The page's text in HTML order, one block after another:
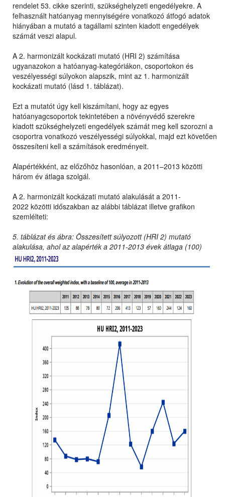
rendelet 53. cikke szerinti, szükséghelyzeti engedélyekre. A
felhasznált hatóanyag mennyiségére vonatkozó átfogó adatok
hiányában a mutató a tagállami szinten kiadott engedélyek
számát veszi alapul.
A 2. harmonizált kockázati mutató (HRI 2) számítása
ugyanazokon a hatóanyag-kategóriákon, csoportokon és
veszélyességi súlyokon alapszik, mint az 1. harmonizált
kockázati mutató (lásd 1. táblázat).
Ezt a mutatót úgy kell kiszámítani, hogy az egyes
hatóanyagcsoportok tekintetében a növényvédő szerekre
kiadott szükséghelyzeti engedélyek számát meg kell szorozni a
csoportra vonatkozó veszélyességi súlyokkal, majd ezt követően
összesíteni kell a számítások eredményeit.
Alapértékként, az előzőhöz hasonlóan, a 2011–2013 közötti
három év átlaga szolgál.
A 2. harmonizált kockázati mutató alakulását a 2011-
2022 közötti időszakban az alábbi táblázat illetve grafikon
szemlélteti:
5. táblázat és ábra: Összesített súlyozott (HRI 2) mutató
alakulása, ahol az alapérték a 2011-2013 évek átlaga (100)